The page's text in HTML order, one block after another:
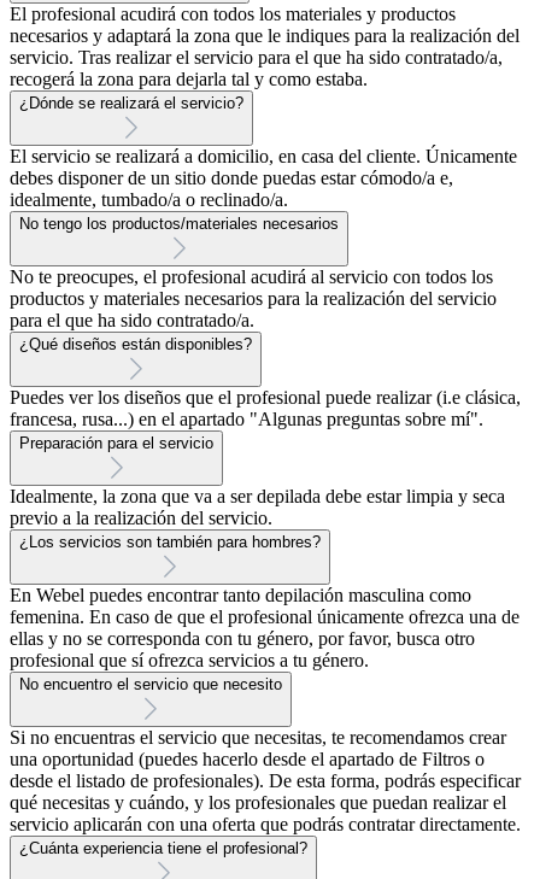
El profesional acudirá con todos los materiales y productos
necesarios y adaptará la zona que le indiques para la realización del
servicio. Tras realizar el servicio para el que ha sido contratado/a,
recogerá la zona para dejarla tal y como estaba.
¿Dónde se realizará el servicio?
El servicio se realizará a domicilio, en casa del cliente. Únicamente
debes disponer de un sitio donde puedas estar cómodo/a e,
idealmente, tumbado/a o reclinado/a.
No tengo los productos/materiales necesarios
No te preocupes, el profesional acudirá al servicio con todos los
productos y materiales necesarios para la realización del servicio
para el que ha sido contratado/a.
¿Qué diseños están disponibles?
Puedes ver los diseños que el profesional puede realizar (i.e clásica,
francesa, rusa...) en el apartado "Algunas preguntas sobre mí".
Preparación para el servicio
Idealmente, la zona que va a ser depilada debe estar limpia y seca
previo a la realización del servicio.
¿Los servicios son también para hombres?
En Webel puedes encontrar tanto depilación masculina como
femenina. En caso de que el profesional únicamente ofrezca una de
ellas y no se corresponda con tu género, por favor, busca otro
profesional que sí ofrezca servicios a tu género.
No encuentro el servicio que necesito
Si no encuentras el servicio que necesitas, te recomendamos crear
una oportunidad (puedes hacerlo desde el apartado de Filtros o
desde el listado de profesionales). De esta forma, podrás especificar
qué necesitas y cuándo, y los profesionales que puedan realizar el
servicio aplicarán con una oferta que podrás contratar directamente.
¿Cuánta experiencia tiene el profesional?